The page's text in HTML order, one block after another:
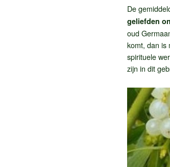
De
geliefden
oud
komt, dan is
spirituele
zijn in dit